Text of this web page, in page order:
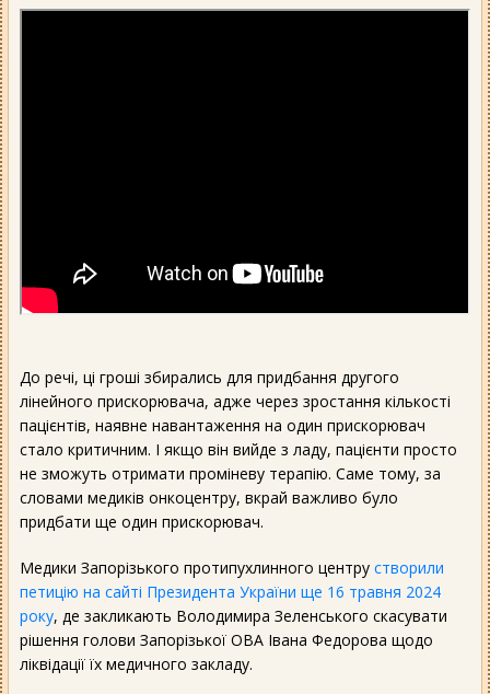
До речі, ці гроші збирались для придбання другого
лінейного прискорювача, адже через зростання кількості
пацієнтів, наявне навантаження на один прискорювач
стало критичним. І якщо він вийде з ладу, пацієнти просто
не зможуть отримати проміневу терапію. Саме тому, за
словами медиків онкоцентру, вкрай важливо було
придбати ще один прискорювач.
Медики Запорізького протипухлинного центру створили
петицію на сайті Президента України ще 16 травня 2024
року, де закликають Володимира Зеленського скасувати
рішення голови Запорізької ОВА Івана Федорова щодо
ліквідації їх медичного закладу.